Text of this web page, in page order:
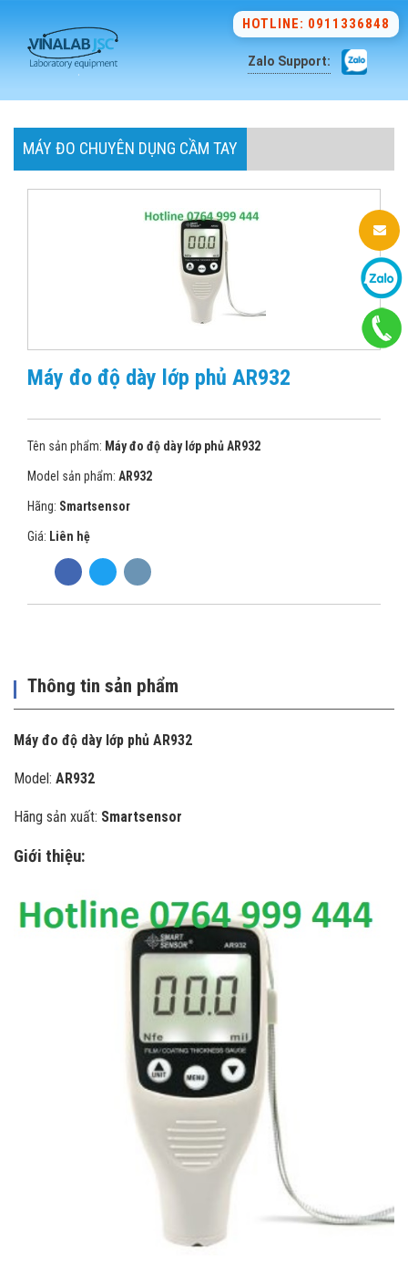
HOTLINE: 0911336848
Zalo Support:
MÁY ĐO CHUYÊN DỤNG CẦM TAY
Máy đo độ dày lớp phủ AR932
Tên sản phẩm: Máy đo độ dày lớp phủ AR932
Model sản phẩm: AR932
Hãng: Smartsensor
Giá: Liên hệ
Thông tin sản phẩm
Máy đo độ dày lớp phủ AR932
Model: AR932
Hãng sản xuất: Smartsensor
Giới thiệu: